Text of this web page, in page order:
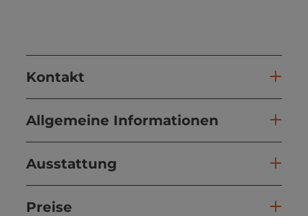
Kontakt
Allgemeine Informationen
Ausstattung
Preise